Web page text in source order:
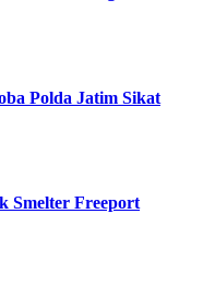
Polda Jatim Sikat
Smelter Freeport